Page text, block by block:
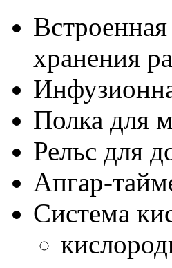
хранения
Полка для
Рельс для
Апгар-
Система